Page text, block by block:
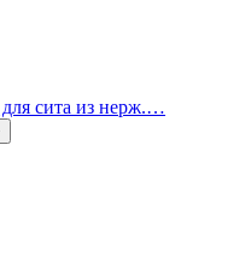
сита из нерж.…